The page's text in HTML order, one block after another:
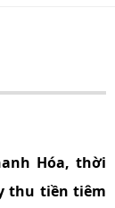
Hóa, thời
thu tiền tiêm